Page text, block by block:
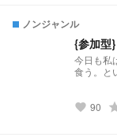
ノンジャンル
{参加型}
今日も私は死亡
食う。と
きたいで
favorite 90